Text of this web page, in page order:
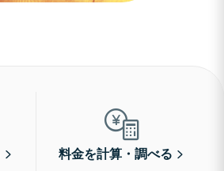
料金を計算・調べる